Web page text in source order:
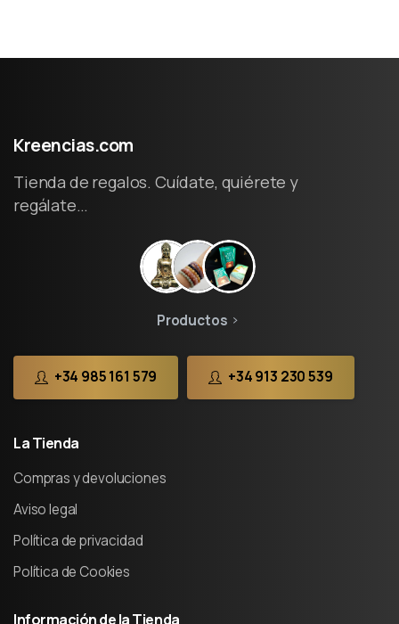
Kreencias.com
Tienda de regalos. Cuídate, quiérete y
regálate…
Productos
+34 985 161 579 +34 913 230 539
LaTienda
Compras y devoluciones
Aviso legal
Política de privacidad
Política de Cookies
InformacióndelaTienda